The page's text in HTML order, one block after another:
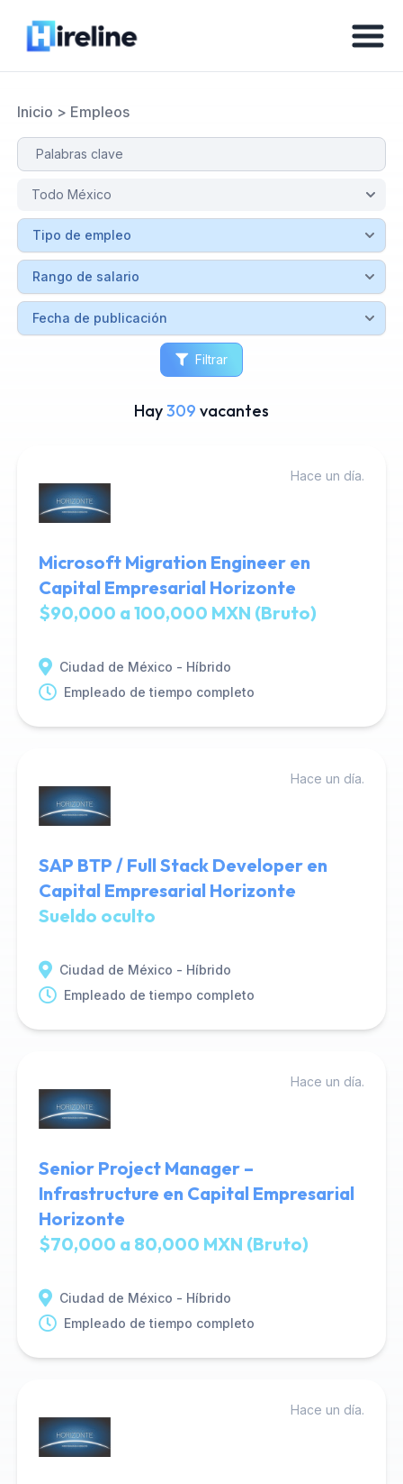
Inicio > Empleos
Filtrar
Hay309 vacantes
Hace un día.
Microsoft Migration Engineer en
Capital Empresarial Horizonte
$90,000 a 100,000 MXN (Bruto)
Ciudad de México - Híbrido
Empleado de tiempo completo
Hace un día.
SAP BTP / Full Stack Developer en
Capital Empresarial Horizonte
Sueldo oculto
Ciudad de México - Híbrido
Empleado de tiempo completo
Hace un día.
Senior Project Manager –
Infrastructure en Capital Empresarial
Horizonte
$70,000 a 80,000 MXN (Bruto)
Ciudad de México - Híbrido
Empleado de tiempo completo
Hace un día.